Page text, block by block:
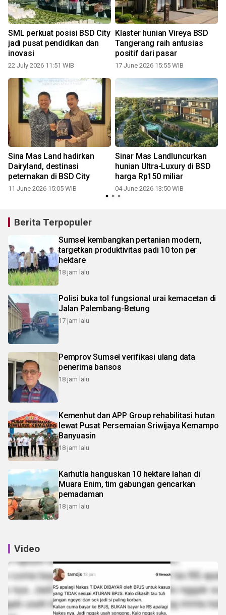
SML perkuat posisi BSD City
jadi pusat pendidikan dan
inovasi
22 July 2026 11:51 WIB
Klaster hunian Vireya BSD
Tangerang raih antusias
positif dari pasar
17 June 2026 15:55 WIB
Sina Mas Land hadirkan
Dairyland, destinasi
peternakan di BSD City
11 June 2026 15:05 WIB
Sinar Mas Landluncurkan
hunian Ultra-Luxury di BSD
harga Rp150 miliar
04 June 2026 13:50 WIB
Berita Terpopuler
Sumsel kembangkan pertanian modern,
targetkan produktivitas padi 10 ton per
hektare
18 jam lalu
Polisi buka tol fungsional urai kemacetan di
Jalan Palembang-Betung
17 jam lalu
Pemprov Sumsel verifikasi ulang data
penerima bansos
18 jam lalu
Kemenhut dan APP Group rehabilitasi hutan
lewat Pusat Persemaian Sriwijaya Kemampo
Banyuasin
18 jam lalu
Karhutla hanguskan 10 hektare lahan di
Muara Enim, tim gabungan gencarkan
pemadaman
18 jam lalu
Video